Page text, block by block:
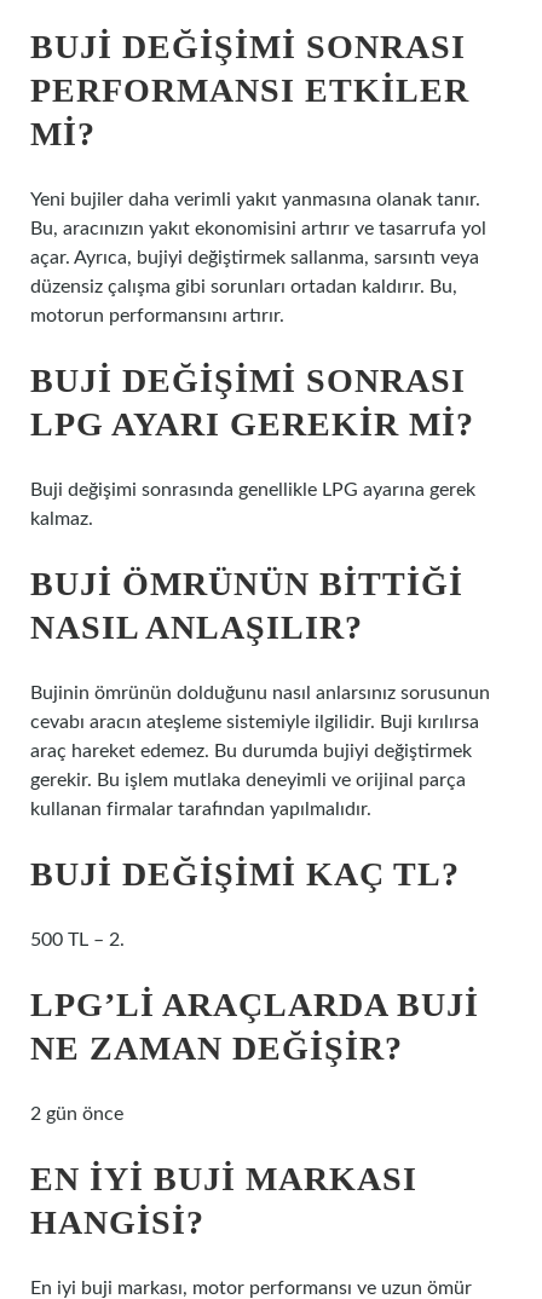
BUJI DEĞIŞIMI SONRASI
PERFORMANSI ETKILER
MI?
Yeni bujiler daha verimli yakıt yanmasına olanak tanır.
Bu, aracınızın yakıt ekonomisini artırır ve tasarrufa yol
açar. Ayrıca, bujiyi değiştirmek sallanma, sarsıntı veya
düzensiz çalışma gibi sorunları ortadan kaldırır. Bu,
motorun performansını artırır.
BUJI DEĞIŞIMI SONRASI
LPG AYARI GEREKIR MI?
Buji değişimi sonrasında genellikle LPG ayarına gerek
kalmaz.
BUJI ÖMRÜNÜN BITTIĞI
NASIL ANLAŞILIR?
Bujinin ömrünün dolduğunu nasıl anlarsınız sorusunun
cevabı aracın ateşleme sistemiyle ilgilidir. Buji kırılırsa
araç hareket edemez. Bu durumda bujiyi değiştirmek
gerekir. Bu işlem mutlaka deneyimli ve orijinal parça
kullanan firmalar tarafından yapılmalıdır.
BUJI DEĞIŞIMI KAÇ TL?
500 TL – 2.
LPG’LI ARAÇLARDA BUJI
NE ZAMAN DEĞIŞIR?
2 gün önce
EN IYI BUJI MARKASI
HANGISI?
En iyi buji markası, motor performansı ve uzun ömür